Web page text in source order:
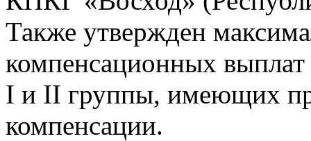
Также утвержден
компенсационных
I и II группы, имеющих
компенсации.